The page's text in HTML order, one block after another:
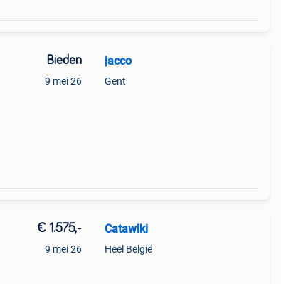
Bieden
9 mei 26
jacco
Gent
€ 1.575,-
9 mei 26
Catawiki
Heel België